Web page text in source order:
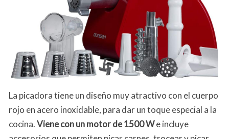
La picadora tiene un diseño muy atractivo con el cuerpo
rojo en acero inoxidable, para dar un toque especial a la
cocina.Viene con un motor de 1500 We incluye